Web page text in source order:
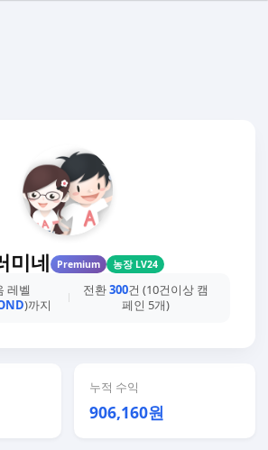
미네 Premium 농장 LV24
레벨
)까지
전환300건 (10건이상 캠
페인 5개)
누적 수익
906,160원